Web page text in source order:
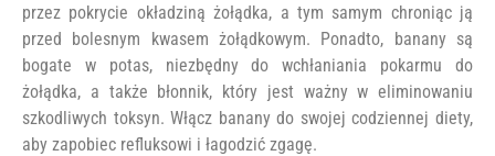
przez pokrycie okładziną żołądka, a tym samym chroniąc ją
przed bolesnym kwasem żołądkowym. Ponadto, banany są
bogate w potas, niezbędny do wchłaniania pokarmu do
żołądka, a także błonnik, który jest ważny w eliminowaniu
szkodliwych toksyn. Włącz banany do swojej codziennej diety,
aby zapobiec refluksowi i łagodzić zgagę.